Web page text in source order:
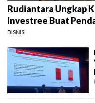
Rudiantara Ungkap
Investree Buat
BISNIS